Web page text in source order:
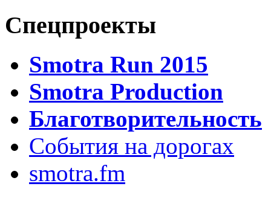
Спецпроекты
Smotra Run 2015
Smotra Production
Благотворительность
События на дорогах
smotra.fm